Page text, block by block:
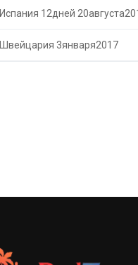
Испания 12дней
Швейцария 3января2017